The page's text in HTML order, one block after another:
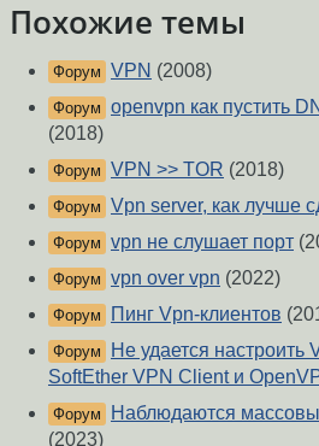
Похожие темы
Форум VPN (2008)
Форум openvpn как пустить
(2018)
Форум VPN >> TOR (2018)
Форум Vpn server, как лучше
Форум vpn не слушает порт
Форум vpn over vpn (2022)
Форум Пинг Vpn-клиентов
Форум
Не удается настроить
SoftEther VPN Client и
Форум
Наблюдаются
(2023)